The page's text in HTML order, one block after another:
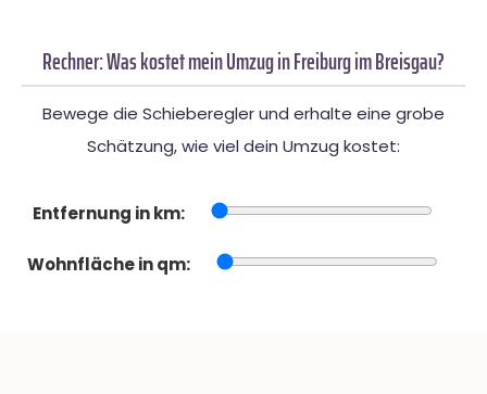
Rechner: Was kostet mein Umzug in Freiburg im Breisgau?
Bewege die Schieberegler und erhalte eine grobe
Schätzung, wie viel dein Umzug kostet:
Entfernung in km:
Wohnfläche in qm: